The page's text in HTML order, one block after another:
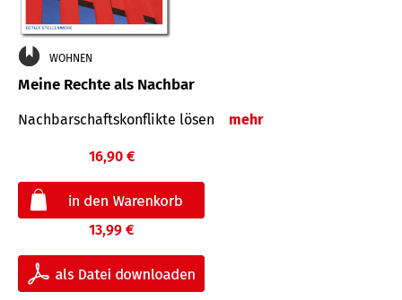
WOHNEN
Meine Rechte als Nachbar
Nach­bar­schafts­konflikte lösen mehr
16,90 €
13,99 €